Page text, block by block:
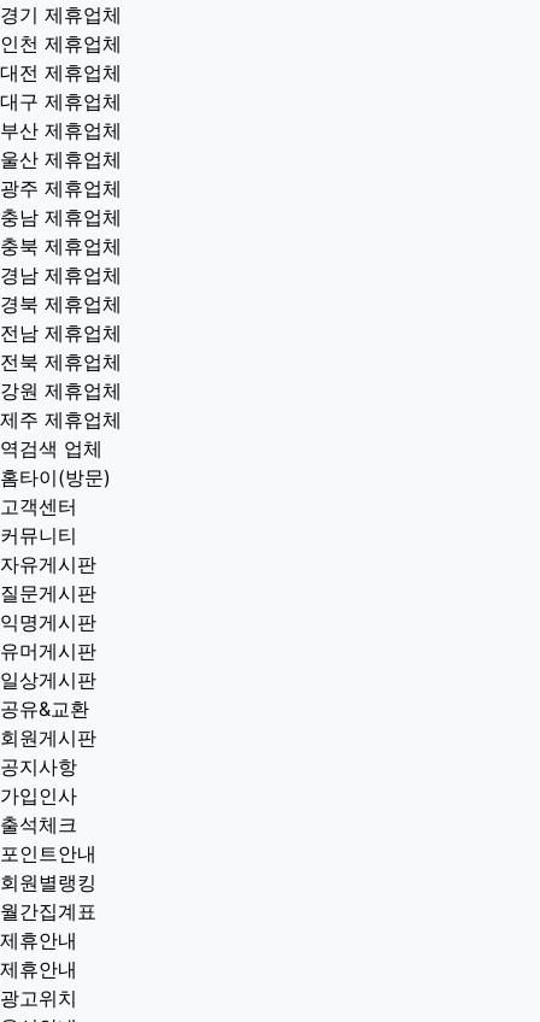
경기 제휴업체
인천 제휴업체
대전 제휴업체
대구 제휴업체
부산 제휴업체
울산 제휴업체
광주 제휴업체
충남 제휴업체
충북 제휴업체
경남 제휴업체
경북 제휴업체
전남 제휴업체
전북 제휴업체
강원 제휴업체
제주 제휴업체
역검색 업체
홈타이(방문)
고객센터
커뮤니티
자유게시판
질문게시판
익명게시판
유머게시판
일상게시판
공유&교환
회원게시판
공지사항
가입인사
출석체크
포인트안내
회원별랭킹
월간집계표
제휴안내
제휴안내
광고위치